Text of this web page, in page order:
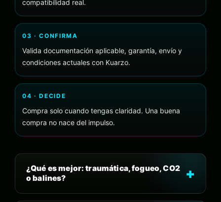
compatibilidad real.
03 · CONFIRMA
Valida documentación aplicable, garantía, envío y
condiciones actuales con Kuarzo.
04 · DECIDE
Compra solo cuando tengas claridad. Una buena
compra no nace del impulso.
¿Qué es mejor: traumática, fogueo, CO2
o balines?